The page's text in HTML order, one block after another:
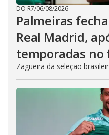
DO R7/06/08/2026
Palmeiras
Real Madrid,
temporadas
Zagueira da seleção